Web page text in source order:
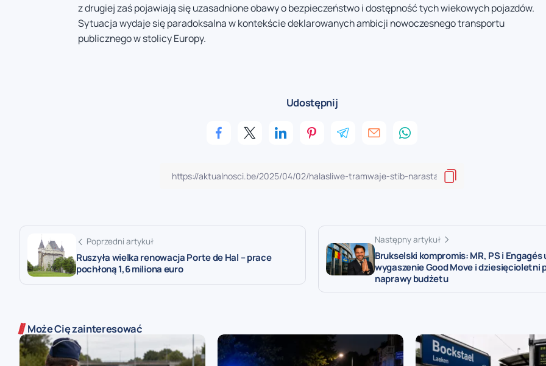
z drugiej zaś pojawiają się uzasadnione obawy o bezpieczeństwo i dostępność tych wiekowych pojazdów.
Sytuacja wydaje się paradoksalna w kontekście deklarowanych ambicji nowoczesnego transportu
publicznego w stolicy Europy.
Udostępnij
Poprzedni artykuł
Ruszyła wielka renowacja Porte de Hal – prace
pochłoną 1,6 miliona euro
Następny artykuł
Brukselski kompromis: MR, PS i Engagés
wygaszenie Good Move i dziesięcioletni
naprawy budżetu
Może Cię zainteresować